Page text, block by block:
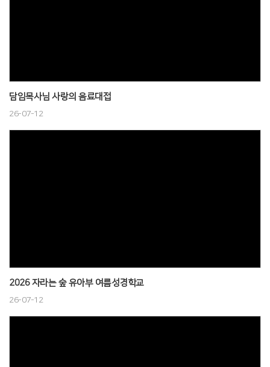
담임목사님 사랑의 음료대접
26-07-12
2026 자라는 숲 유아부 여름성경학교
26-07-12